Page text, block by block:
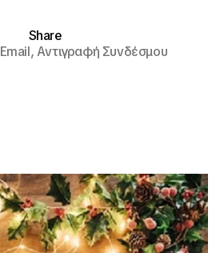
Share
Email,Αντιγραφή Συνδέσμου